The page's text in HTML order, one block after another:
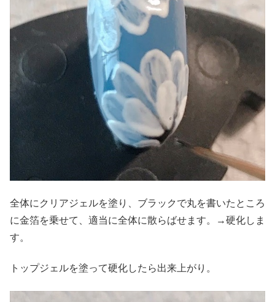
全体にクリアジェルを塗り、ブラックで丸を書いたところ
に金箔を乗せて、適当に全体に散らばせます。→硬化しま
す。
トップジェルを塗って硬化したら出来上がり。